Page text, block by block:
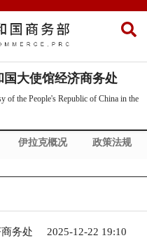
大使馆经济商务处
of the People's Republic of China in the
伊拉克概况 政策法规
务处 2025-12-22 19:10